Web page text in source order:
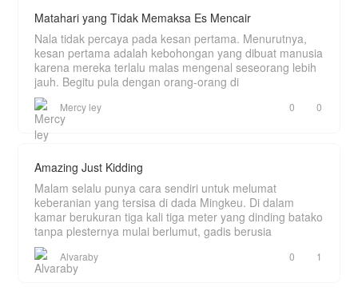
Matahari yang Tidak Memaksa Es Mencair
Nala tidak percaya pada kesan pertama. Menurutnya,
kesan pertama adalah kebohongan yang dibuat manusia
karena mereka terlalu malas mengenal seseorang lebih
jauh. Begitu pula dengan orang-orang di
Mercy ley 0 0
Amazing Just Kidding
Malam selalu punya cara sendiri untuk melumat
keberanian yang tersisa di dada Mingkeu. Di dalam
kamar berukuran tiga kali tiga meter yang dinding batako
tanpa plesternya mulai berlumut, gadis berusia
Alvaraby 0 1